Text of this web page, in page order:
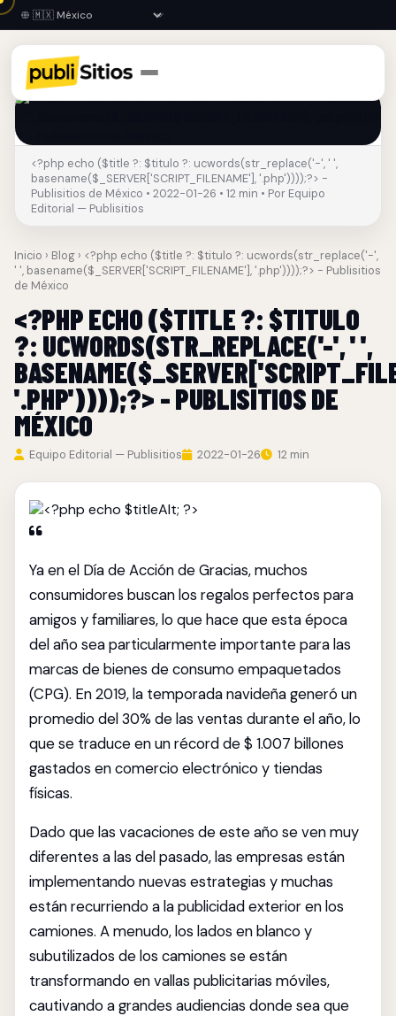
<?php echo ($title ?: $titulo ?: ucwords(str_replace('-', ' ',
basename($_SERVER['SCRIPT_FILENAME'], '.php'))));?> -
Publisitios de México • 2022-01-26 • 12 min • Por Equipo
Editorial — Publisitios
Inicio › Blog › <?php echo ($title ?: $titulo ?: ucwords(str_replace('-',
' ', basename($_SERVER['SCRIPT_FILENAME'], '.php'))));?> - Publisitios
de México
<?PHP ECHO ($TITLE ?: $TITULO
?: UCWORDS(STR_REPLACE('-', ' ',
'.PHP'))));?> - PUBLISITIOS DE
MÉXICO
Equipo Editorial — Publisitios 2022-01-26 12 min
Ya en el Día de Acción de Gracias, muchos
consumidores buscan los regalos perfectos para
amigos y familiares, lo que hace que esta época
del año sea particularmente importante para las
marcas de bienes de consumo empaquetados
(CPG). En 2019, la temporada navideña generó un
promedio del 30% de las ventas durante el año, lo
que se traduce en un récord de $ 1.007 billones
gastados en comercio electrónico y tiendas
físicas.
Dado que las vacaciones de este año se ven muy
diferentes a las del pasado, las empresas están
implementando nuevas estrategias y muchas
están recurriendo a la publicidad exterior en los
camiones. A menudo, los lados en blanco y
subutilizados de los camiones se están
transformando en vallas publicitarias móviles,
cautivando a grandes audiencias donde sea que